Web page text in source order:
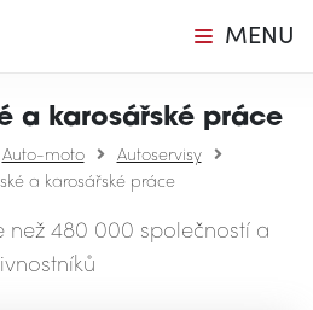
MENU
a karosářské práce
Auto-moto
Autoservisy
a karosářské práce
než 480 000 společností a